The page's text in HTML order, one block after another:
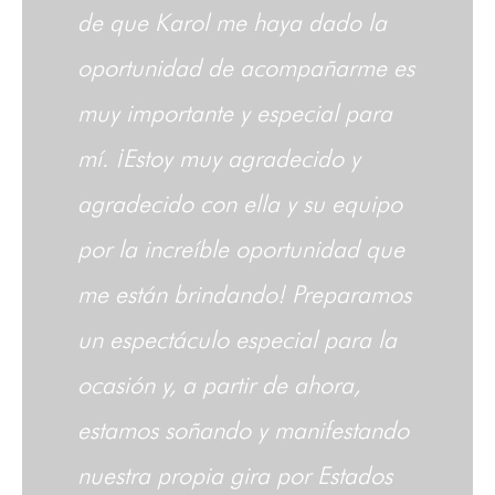
de que Karol me haya dado la
oportunidad de acompañarme es
muy importante y especial para
mí. ¡Estoy muy agradecido y
agradecido con ella y su equipo
por la increíble oportunidad que
me están brindando! Preparamos
un espectáculo especial para la
ocasión y, a partir de ahora,
estamos soñando y manifestando
nuestra propia gira por Estados